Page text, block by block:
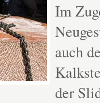
Im
auch
der